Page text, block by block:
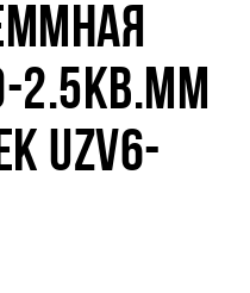
2.5КВ.ММ
UZV6-